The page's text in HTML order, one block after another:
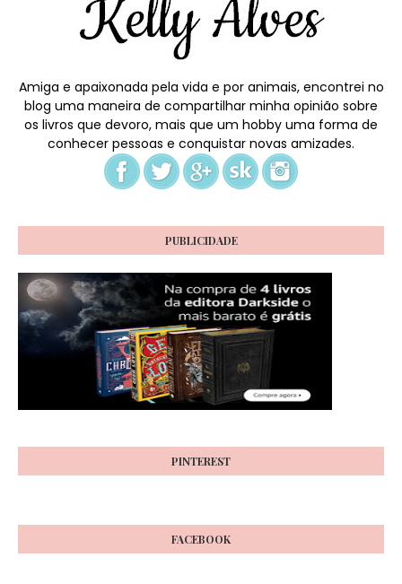
Amiga e apaixonada pela vida e por animais, encontrei no
blog uma maneira de compartilhar minha opinião sobre
os livros que devoro, mais que um hobby uma forma de
conhecer pessoas e conquistar novas amizades.
PUBLICIDADE
PINTEREST
FACEBOOK